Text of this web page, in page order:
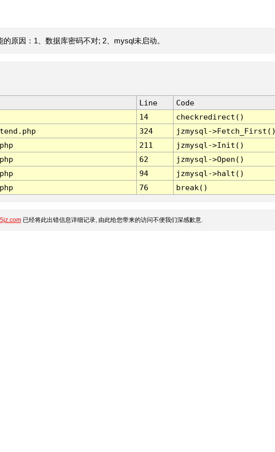
原因：1、数据库密码不对; 2、mysql未启动。
Line
Code
14
checkredirect()
324
jzmysql-
211
jzmysql->Init()
62
jzmysql->Open()
94
jzmysql->halt()
76 break()
已经将此出错信息详细记录, 由此给您带来的访问不便我们深感歉意.